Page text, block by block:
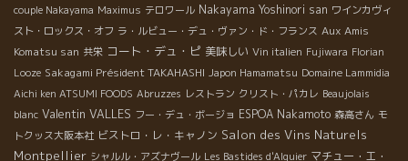
couple Nakayama Maximus テロワール Nakayama Yoshinori san ワインカヴィ
スト・ロックス・オフ ラ・ルビュー・デュ・ヴァン・ド・フランス Aux Amis
Komatsu san 共栄 コート・デュ・ピ 美味しい Vin italien Fujiwara Florian
Looze Sakagami Président TAKAHASHI Japon Hamamatsu Domaine Lammidia
Aichi ken ATSUMI FOODS Abruzzes レストラン クリスト・パカレ Beaujolais
blanc Valentin VALLES フー・デュ・ボージョ ESPOA Nakamoto 森高さん モ
トクッス大阪本社 ビストロ・レ・キャノン Salon des Vins Naturels
Montpellier シャルル・アズナヴール Les Bastides d'Alquier マチュー・エ・